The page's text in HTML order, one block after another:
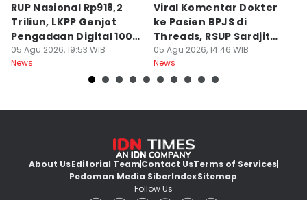
RUP Nasional Rp918,2
Triliun, LKPP Genjot
Pengadaan Digital 100
Persen
05 Agu 2026, 19:53 WIB
News
Viral Komentar Dokter
ke Pasien BPJS di
Threads, RSUP Sardjito
Klarifikasi
05 Agu 2026, 14:46 WIB
News
About UsEditorial TeamContact UsTerms of Services
Pedoman Media SiberIndexSitemap
Follow Us